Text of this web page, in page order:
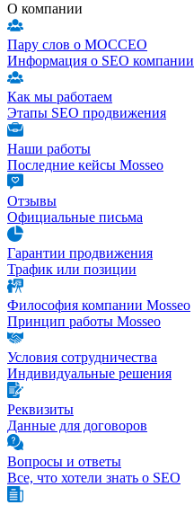
О компании
Пару слов о МОССЕО
Информация о SEO компании
Как мы работаем
Этапы SEO продвижения
Наши работы
Последние кейсы Mosseo
Отзывы
Официальные письма
Гарантии продвижения
Трафик или позиции
Философия компании Mosseo
Принцип работы Mosseo
Условия сотрудничества
Индивидуальные решения
Реквизиты
Данные для договоров
Вопросы и ответы
Все, что хотели знать о SEO